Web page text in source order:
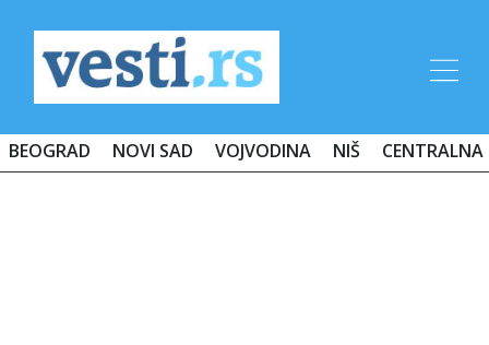
BEOGRAD NOVI SAD VOJVODINA NIŠ CENTRALNA